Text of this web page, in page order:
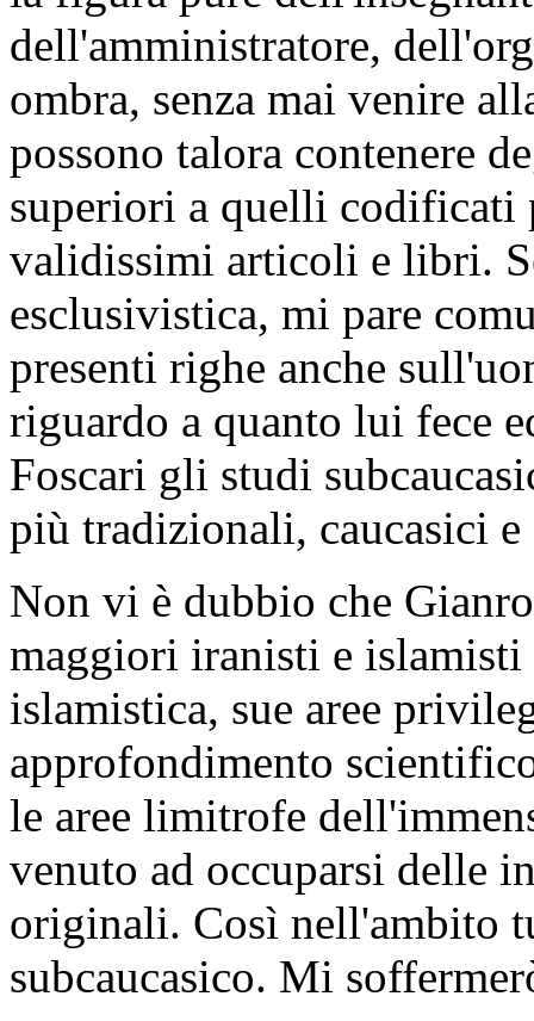
dell'amministratore,
ombra, senza mai venire
possono talora contenere
superiori a quelli
validissimi articoli e libri.
esclusivistica, mi pare
presenti righe anche
riguardo a quanto lui fece
Foscari gli studi
più tradizionali, caucasici
Non vi è dubbio che
maggiori iranisti e
islamistica, sue aree
approfondimento
le aree limitrofe
venuto ad occuparsi delle
originali. Così nell'ambito
subcaucasico. Mi